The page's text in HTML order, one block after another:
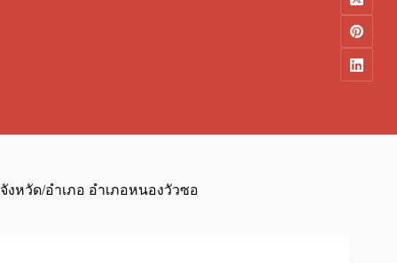
จังหวัด/อำเภอ อำเภอหนองวัวซอ